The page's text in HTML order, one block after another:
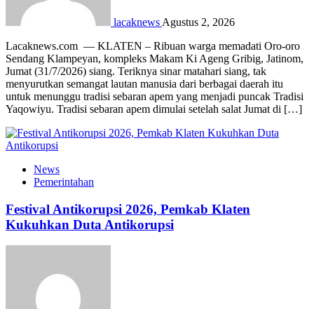
lacaknews Agustus 2, 2026
Lacaknews.com — KLATEN – Ribuan warga memadati Oro-oro
Sendang Klampeyan, kompleks Makam Ki Ageng Gribig, Jatinom,
Jumat (31/7/2026) siang. Teriknya sinar matahari siang, tak
menyurutkan semangat lautan manusia dari berbagai daerah itu
untuk menunggu tradisi sebaran apem yang menjadi puncak Tradisi
Yaqowiyu. Tradisi sebaran apem dimulai setelah salat Jumat di […]
News
Pemerintahan
Festival Antikorupsi 2026, Pemkab Klaten
Kukuhkan Duta Antikorupsi